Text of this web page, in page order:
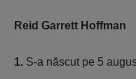
Reid Garrett Hoffman
1. S-a născut pe 5